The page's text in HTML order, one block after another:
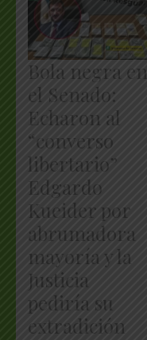
Bola negra en
el Senado:
Echaron al
“converso
libertario”
Edgardo
Kueider por
abrumadora
mayoría y la
Justicia
pediría su
extradición